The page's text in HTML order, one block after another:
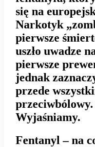
się na
Narkotyk
pierwsze
uszło uwadze
pierwsze
jednak
przede
Wyjaśniamy.
Fentanyl – na